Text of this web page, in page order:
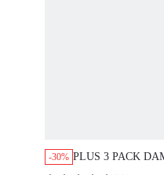
-30% PLUS 3 PACK
LUFTIGE